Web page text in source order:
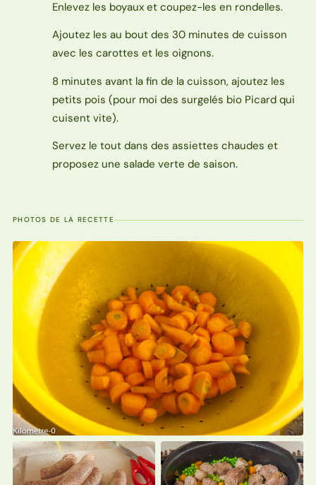
Enlevez les boyaux et coupez-les en rondelles.
Ajoutez les au bout des 30 minutes de cuisson
avec les carottes et les oignons.
8 minutes avant la fin de la cuisson, ajoutez les
petits pois (pour moi des surgelés bio Picard qui
cuisent vite).
Servez le tout dans des assiettes chaudes et
proposez une salade verte de saison.
PHOTOS DE LA RECETTE